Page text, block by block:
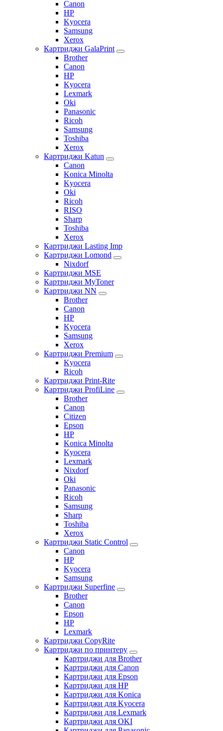
Canon
HP
Kyocera
Samsung
Xerox
Картриджи GalaPrint
Brother
Canon
HP
Kyocera
Lexmark
Oki
Panasonic
Ricoh
Samsung
Toshiba
Xerox
Картриджи Katun
Canon
Konica Minolta
Kyocera
Oki
Ricoh
RISO
Sharp
Toshiba
Xerox
Картриджи Lasting Imp
Картриджи Lomond
Nixdorf
Картриджи MSE
Картриджи MyToner
Картриджи NN
Brother
Canon
HP
Kyocera
Samsung
Xerox
Картриджи Premium
Kyocera
Ricoh
Картриджи Print-Rite
Картриджи ProfiLine
Brother
Canon
Citizen
Epson
HP
Konica Minolta
Kyocera
Lexmark
Nixdorf
Oki
Panasonic
Ricoh
Samsung
Sharp
Toshiba
Xerox
Картриджи Static Control
Canon
HP
Kyocera
Samsung
Картриджи Superfine
Brother
Canon
Epson
HP
Lexmark
Картриджи CopyRite
Картриджи по принтеру
Картриджи для Brother
Картриджи для Canon
Картриджи для Epson
Картриджи для HP
Картриджи для Konica
Картриджи для Kyocera
Картриджи для Lexmark
Картриджи для OKI